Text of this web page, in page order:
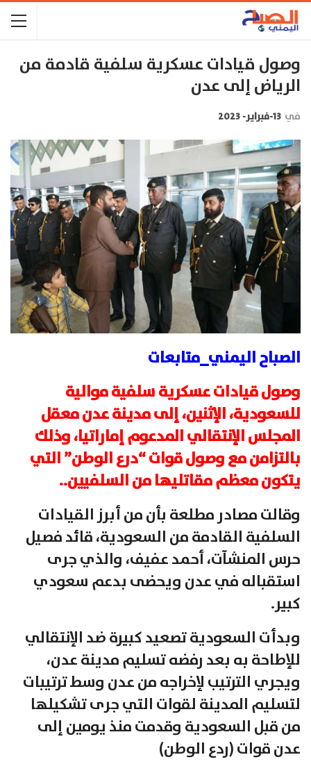
وصول قيادات عسكرية سلفية قادمة من
الرياض إلى عدن
في 13-فبراير- 2023
الصباح اليمني_متابعات
وصول قيادات عسكرية سلفية موالية
للسعودية، الإثنين، إلى مدينة عدن معقل
المجلس الإنتقالي المدعوم إماراتيا، وذلك
بالتزامن مع وصول قوات “درع الوطن” التي
يتكون معظم مقاتليها من السلفيين..
وقالت مصادر مطلعة بأن من أبرز القيادات
السلفية القادمة من السعودية، قائد فصيل
حرس المنشآت، أحمد عفيف، والذي جرى
استقباله في عدن ويحضى بدعم سعودي
كبير.
وبدأت السعودية تصعيد كبيرة ضد الإنتقالي
للإطاحة به بعد رفضه تسليم مدينة عدن،
ويجري الترتيب لإخراجه من عدن وسط ترتيبات
لتسليم المدينة لقوات التي جرى تشكيلها
من قبل السعودية وقدمت منذ يومين إلى
عدن قوات (ردع الوطن)